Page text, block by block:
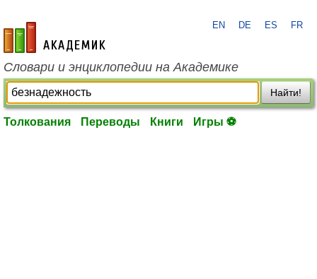
academic.ru
EN DE ES FR
Словари и энциклопедии на Академике
Найти!
Толкования Переводы Книги Игры ⚽